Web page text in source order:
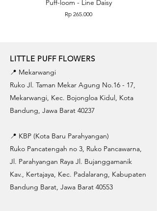
Puff-loom - Line Daisy
Price
Rp 265.000
LITTLE PUFF FLOWERS
📍 Mekarwangi
Ruko Jl. Taman Mekar Agung No.16 - 17,
Mekarwangi, Kec. Bojongloa Kidul, Kota
Bandung, Jawa Barat 40237
📍 KBP (Kota Baru Parahyangan)
Ruko Pancatengah no 3, Ruko Pancawarna,
Jl. Parahyangan Raya Jl. Bujanggamanik
Kav., Kertajaya, Kec. Padalarang, Kabupaten
Bandung Barat, Jawa Barat 40553